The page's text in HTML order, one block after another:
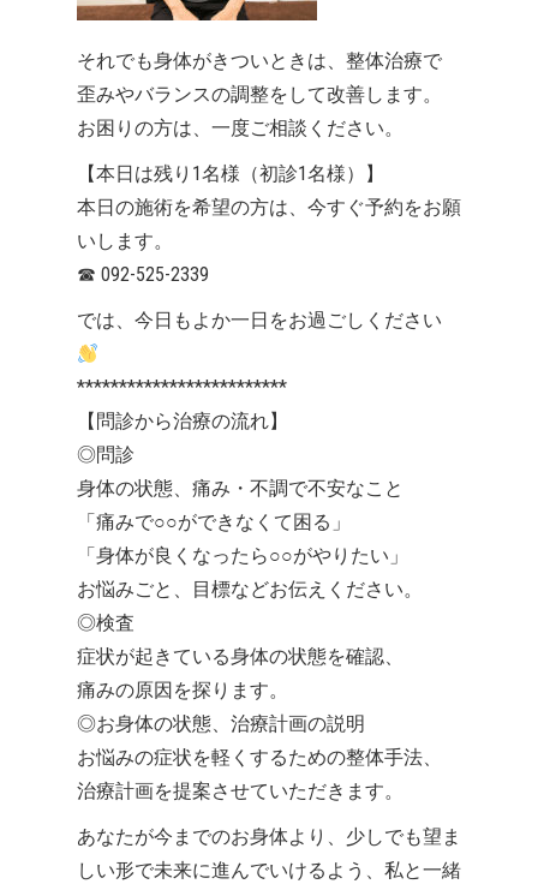
それでも身体がきついときは、整体治療で
歪みやバランスの調整をして改善します。
お困りの方は、一度ご相談ください。
【本日は残り1名様（初診1名様）】
本日の施術を希望の方は、今すぐ予約をお願
いします。
☎ 092-525-2339
では、今日もよか一日をお過ごしください
*************************
【問診から治療の流れ】
◎問診
身体の状態、痛み・不調で不安なこと
「痛みで○○ができなくて困る」
「身体が良くなったら○○がやりたい」
お悩みごと、目標などお伝えください。
◎検査
症状が起きている身体の状態を確認、
痛みの原因を探ります。
◎お身体の状態、治療計画の説明
お悩みの症状を軽くするための整体手法、
治療計画を提案させていただきます。
あなたが今までのお身体より、少しでも望ま
しい形で未来に進んでいけるよう、私と一緒